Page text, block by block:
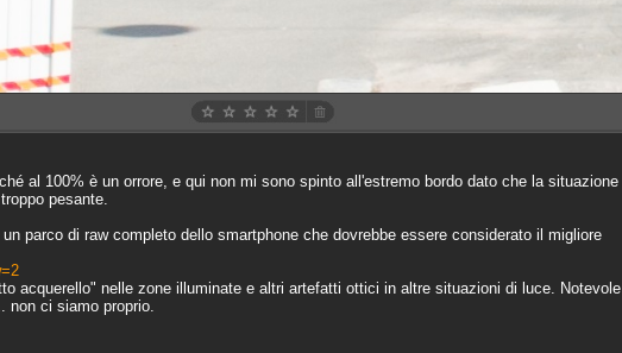
al 100% è un orrore, e qui non mi sono spinto all'estremo bordo dato che la situazione
pesante.
parco di raw completo dello smartphone che dovrebbe essere considerato il migliore
acquerello" nelle zone illuminate e altri artefatti ottici in altre situazioni di luce. Notevole
non ci siamo proprio.